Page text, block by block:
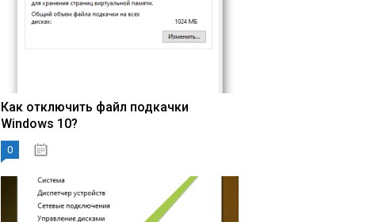
Как отключить файл подкачки
Windows 10?
0